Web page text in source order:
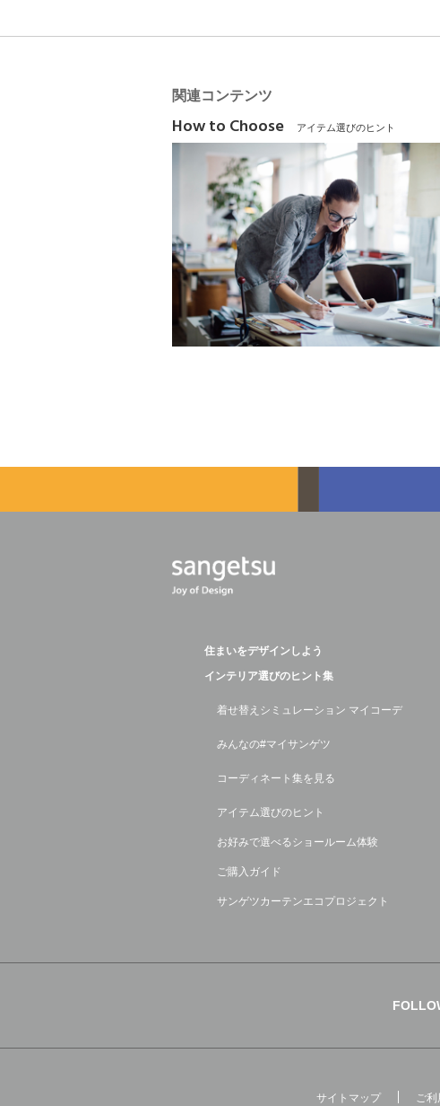
関連コンテンツ
How to Choose アイテム選びのヒント
住まいをデザインしよう
インテリア選びのヒント集
着せ替えシミュレーション マイコーデ
みんなの#マイサンゲツ
コーディネート集を見る
アイテム選びのヒント
お好みで選べるショールーム体験
ご購入ガイド
サンゲツカーテンエコプロジェクト
サイトマップ ご利